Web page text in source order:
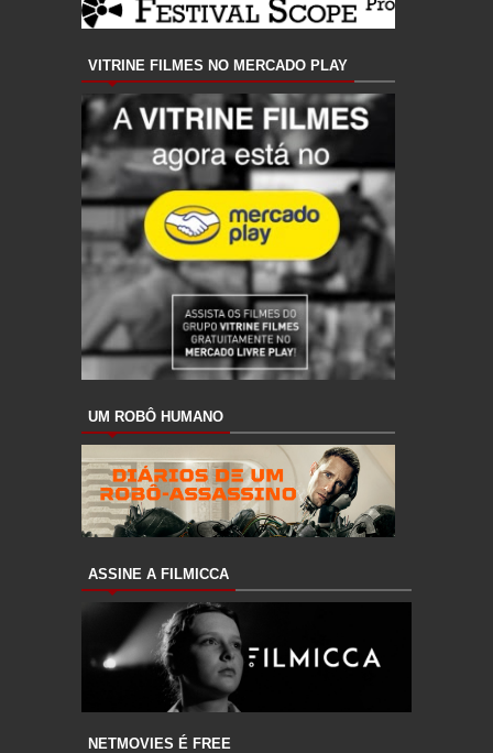
VITRINE FILMES NO MERCADO PLAY
UM ROBÔ HUMANO
ASSINE A FILMICCA
NETMOVIES É FREE